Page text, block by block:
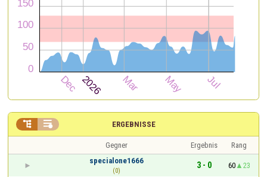
ERGEBNISSE
 
Gegner Ergebnis
Rang
specialone1666
(0)
3 - 0 60
23